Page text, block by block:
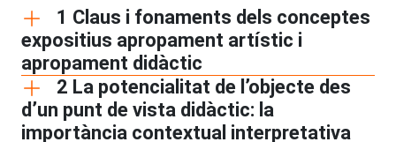
1 Claus i fonaments dels conceptes
expositius apropament artístic i
apropament didàctic
2 La potencialitat de l’objecte des
d’un punt de vista didàctic: la
importància contextual interpretativa